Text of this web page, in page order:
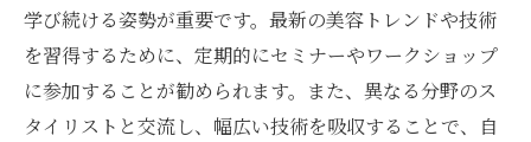
学び続ける姿勢が重要です。最新の美容トレンドや技術
を習得するために、定期的にセミナーやワークショップ
に参加することが勧められます。また、異なる分野のス
タイリストと交流し、幅広い技術を吸収することで、自